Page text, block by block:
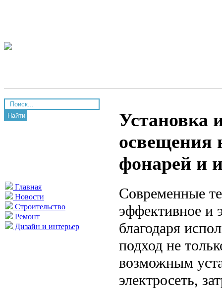
Найти
Главная
Новости
Строительство
Ремонт
Дизайн и интерьер
Установка
освещения
фонарей и
Современные
эффективное и
благодаря
подход не
возможным
электросеть,